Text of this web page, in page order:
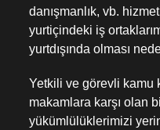
danışmanlık, vb.
yurtiçindeki iş
yurtdışında olması
Yetkili ve görevli kamu
makamlara karşı olan
yükümlülüklerimizi